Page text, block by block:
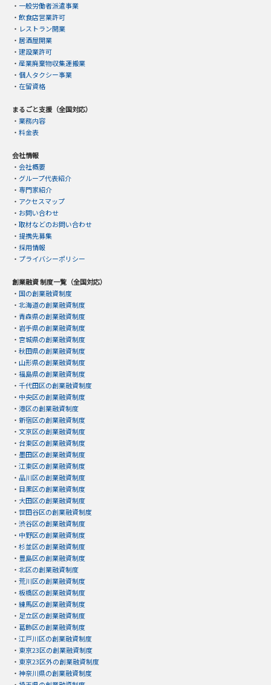
・ 一般労働者派遣事業
・ 飲食店営業許可
・ レストラン開業
・ 居酒屋開業
・ 建設業許可
・ 産業廃棄物収集運搬業
・ 個人タクシー事業
・ 在留資格
まるごと支援（全国対応）
・ 業務内容
・ 料金表
会社情報
・ 会社概要
・ グループ代表紹介
・ 専門家紹介
・ アクセスマップ
・ お問い合わせ
・ 取材などのお問い合わせ
・ 提携先募集
・ 採用情報
・ プライバシーポリシー
創業融資 制度一覧（全国対応）
・ 国の創業融資制度
・ 北海道の創業融資制度
・ 青森県の創業融資制度
・ 岩手県の創業融資制度
・ 宮城県の創業融資制度
・ 秋田県の創業融資制度
・ 山形県の創業融資制度
・ 福島県の創業融資制度
・ 千代田区の創業融資制度
・ 中央区の創業融資制度
・ 港区の創業融資制度
・ 新宿区の創業融資制度
・ 文京区の創業融資制度
・ 台東区の創業融資制度
・ 墨田区の創業融資制度
・ 江東区の創業融資制度
・ 品川区の創業融資制度
・ 目黒区の創業融資制度
・ 大田区の創業融資制度
・ 世田谷区の創業融資制度
・ 渋谷区の創業融資制度
・ 中野区の創業融資制度
・ 杉並区の創業融資制度
・ 豊島区の創業融資制度
・ 北区の創業融資制度
・ 荒川区の創業融資制度
・ 板橋区の創業融資制度
・ 練馬区の創業融資制度
・ 足立区の創業融資制度
・ 葛飾区の創業融資制度
・ 江戸川区の創業融資制度
・ 東京23区の創業融資制度
・ 東京23区外の創業融資制度
・ 神奈川県の創業融資制度